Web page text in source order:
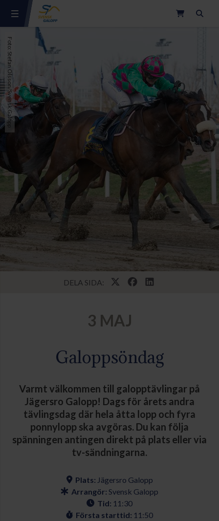
Foto: Stefan Olsson/Svensk Galopp
DELA SIDA:
3 MAJ
Galoppsöndag
Varmt välkommen till galopptävlingar på
Jägersro Galopp! Dags för årets andra
tävlingsdag där hela åtta lopp och fyra
ponnylopp ska avgöras. Du kan följa
spänningen antingen direkt på plats eller via
tv-sändningarna.
Plats: Jägersro Galopp
Arrangör: Svensk Galopp
Tid: 11:30
Första starttid: 11:50